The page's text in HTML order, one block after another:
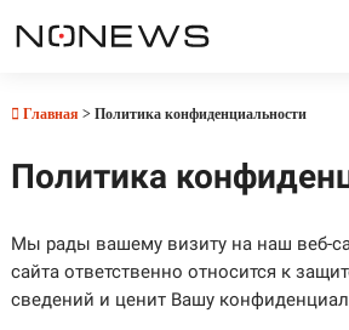
Главная > Политика конфиденциальности
Политика
Мы рады вашему визиту на наш веб-
сайта ответственно относится к
сведений и ценит Вашу